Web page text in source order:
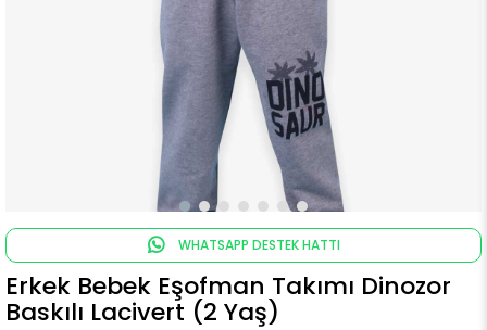
WHATSAPP DESTEK HATTI
Erkek Bebek Eşofman Takımı Dinozor
Baskılı Lacivert (2 Yaş)